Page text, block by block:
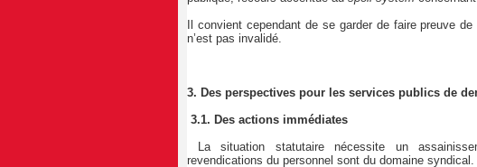
Il convient cependant de se garder de faire preuve
n’est pas invalidé.
3. Des perspectives pour les services publics de
3.1. Des actions immédiates
La situation statutaire nécessite un
revendications du personnel sont du domaine syndical.